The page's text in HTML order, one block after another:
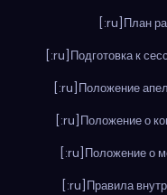
[:ru]План
[:ru]Подготовка к
[:ru]Положение
[:ru]Положение о
[:ru]Положение о
[:ru]Правила